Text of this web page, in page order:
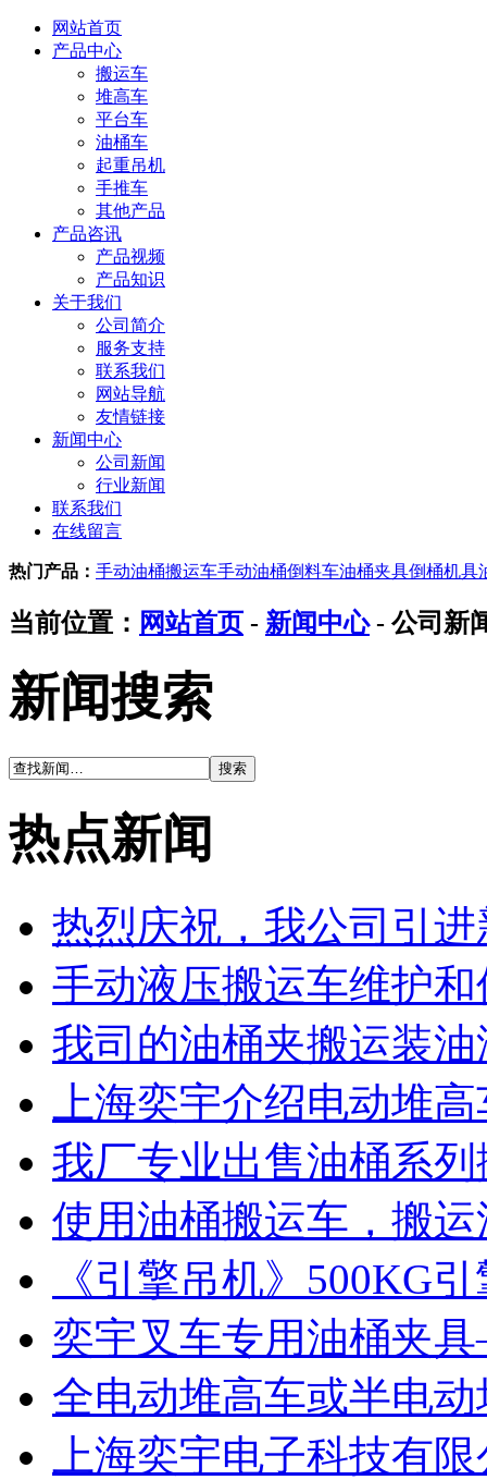
网站首页
产品中心
搬运车
堆高车
平台车
油桶车
起重吊机
手推车
其他产品
产品咨讯
产品视频
产品知识
关于我们
公司简介
服务支持
联系我们
网站导航
友情链接
新闻中心
公司新闻
行业新闻
联系我们
在线留言
热门产品： 手动油桶搬运车手动油桶倒料车油桶夹具倒桶机具
当前位置： 网站首页 - 新闻中心- 公司新
新闻搜索
热点新闻
热烈庆祝，我公司引
手动液压搬运车维护
我司的油桶夹搬运装
上海奕宇介绍电动堆
我厂专业出售油桶系
使用油桶搬运车，搬
《引擎吊机》500KG
奕宇叉车专用油桶夹
全电动堆高车或半电
上海奕宇电子科技有